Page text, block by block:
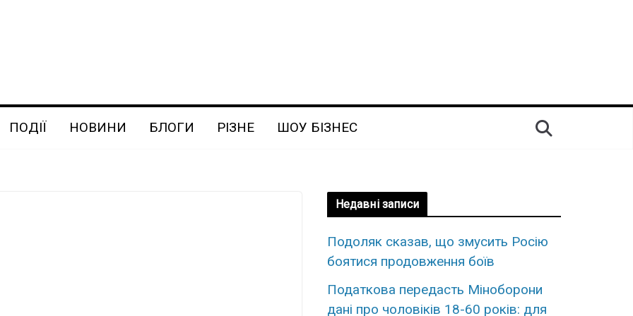
ПОДІЇ НОВИНИ БЛОГИ РІЗНЕ ШОУ БІЗНЕС
Недавні записи
Подоляк сказав, що змусить Росію
боятися продовження боїв
Податкова передасть Міноборони
дані про чоловіків 18-60 років: для